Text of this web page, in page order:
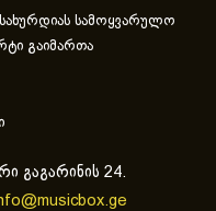
სამოყვარულო
გაიმართა
გაგარინის 24.